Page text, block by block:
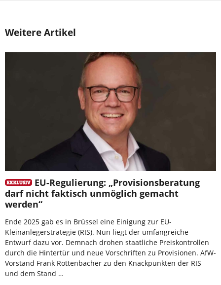
Weitere Artikel
EU-Regulierung: „Provisionsberatung
darf nicht faktisch unmöglich gemacht
werden“
Ende 2025 gab es in Brüssel eine Einigung zur EU-
Kleinanlegerstrategie (RIS). Nun liegt der umfangreiche
Entwurf dazu vor. Demnach drohen staatliche Preiskontrollen
durch die Hintertür und neue Vorschriften zu Provisionen. AfW-
Vorstand Frank Rottenbacher zu den Knackpunkten der RIS
und dem Stand …